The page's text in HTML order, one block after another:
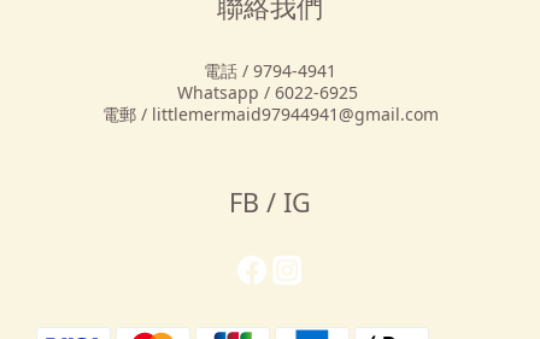
電話 / 9794-4941
Whatsapp / 6022-6925
電郵 / littlemermaid97944941@gmail.com
FB / IG